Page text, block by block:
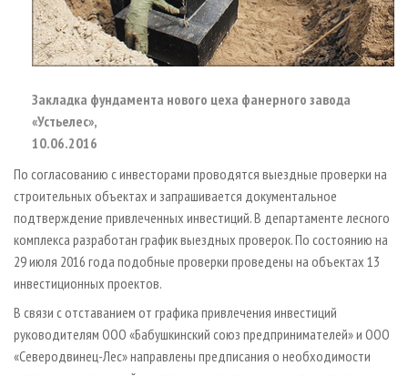
Закладка фундамента нового цеха фанерного завода
«Устьелес»,
10.06.2016
По согласованию с инвесторами проводятся выездные проверки на
строительных объектах и запрашивается документальное
подтверждение привлеченных инвестиций. В департаменте лесного
комплекса разработан график выездных проверок. По состоянию на
29 июля 2016 года подобные проверки проведены на объектах 13
инвестиционных проектов.
В связи с отставанием от графика привлечения инвестиций
руководителям ООО «Бабушкинский союз предпринимателей» и ООО
«Северодвинец-Лес» направлены предписания о необходимости